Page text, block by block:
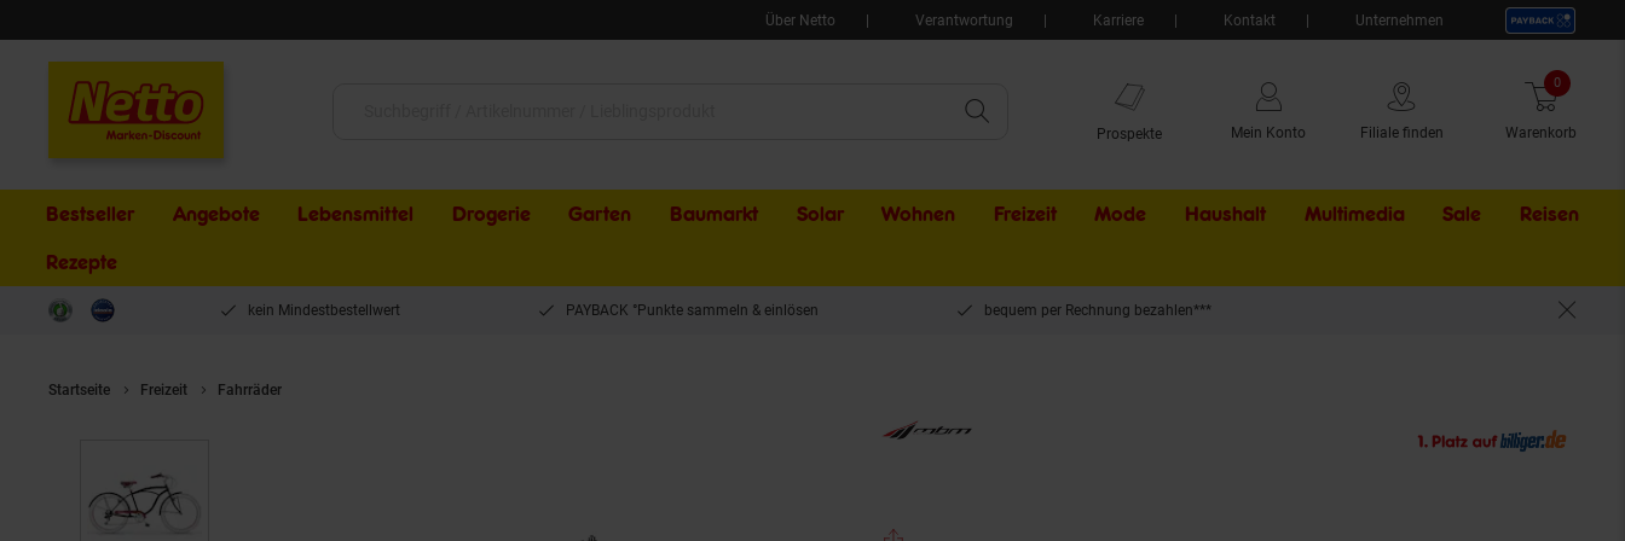
Über Netto Verantwortung Karriere Kontakt Unternehmen
Prospekte Mein Konto Filiale finden Warenkorb
0 Artikel
Bestseller Angebote Lebensmittel Drogerie Garten Baumarkt Solar Wohnen Freizeit Mode Haushalt Multimedia Sale Externer
Reisen
Rezepte
kein Mindestbestellwert PAYBACK °Punkte sammeln & einlösen bequem per Rechnung bezahlen***
Startseite Freizeit Fahrräder